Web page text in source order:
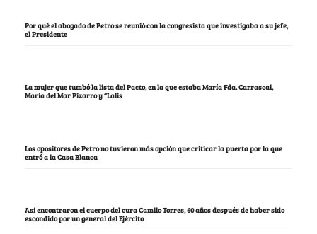
Por qué el abogado de Petro se reunió con la congresista que investigaba a su jefe,
el Presidente
La mujer que tumbó la lista del Pacto, en la que estaba María Fda. Carrascal,
María del Mar Pizarro y “Lalis
Los opositores de Petro no tuvieron más opción que criticar la puerta por la que
entró a la Casa Blanca
Así encontraron el cuerpo del cura Camilo Torres, 60 años después de haber sido
escondido por un general del Ejército